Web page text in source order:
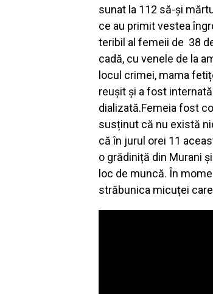
sunat la 112 să-și
ce au primit vestea
teribil al femeii de 38
cadă, cu venele de la
locul crimei, mama
reușit și a fost
dializată.Femeia fost
susținut că nu există
că în jurul orei 11
o grădiniță din Murani
loc de muncă. În
străbunica micuței